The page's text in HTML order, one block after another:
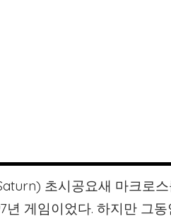
초시공요새 마크로
년 게임이었다. 하지만 그